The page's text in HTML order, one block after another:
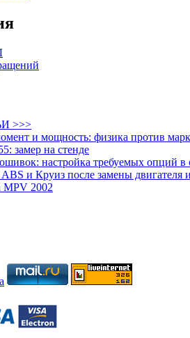
>>>
и мощность: физика против
замер на стенде
настройка требуемых опций в
ABS и Круиз после замены двигателя
MPV 2002